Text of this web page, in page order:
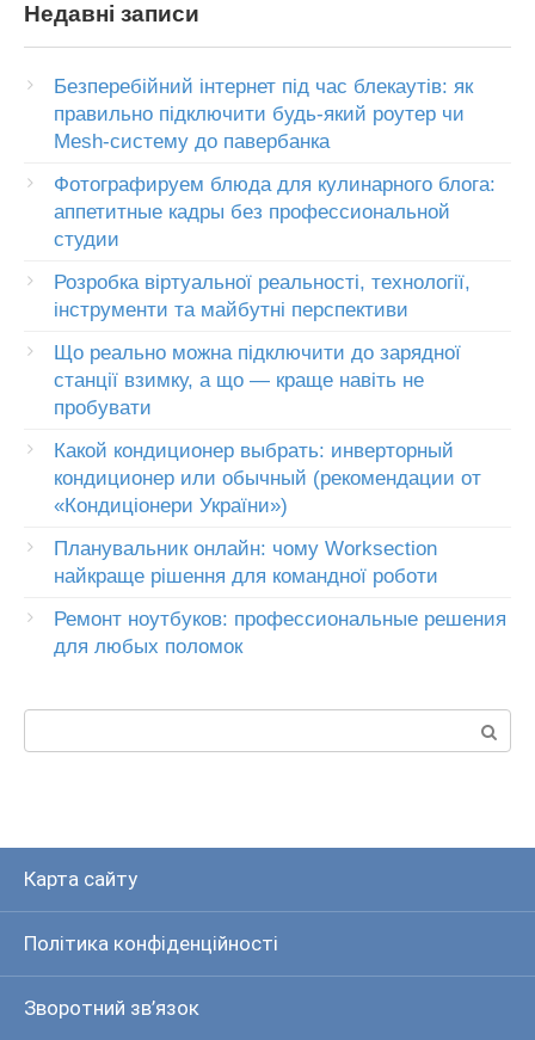
Недавні записи
Безперебійний інтернет під час блекаутів: як
правильно підключити будь-який роутер чи
Mesh-систему до павербанка
Фотографируем блюда для кулинарного блога:
аппетитные кадры без профессиональной
студии
Розробка віртуальної реальності, технології,
інструменти та майбутні перспективи
Що реально можна підключити до зарядної
станції взимку, а що — краще навіть не
пробувати
Какой кондиционер выбрать: инверторный
кондиционер или обычный (рекомендации от
«Кондиціонери України»)
Планувальник онлайн: чому Worksection
найкраще рішення для командної роботи
Ремонт ноутбуков: профессиональные решения
для любых поломок
Карта сайту
Політика конфіденційності
Зворотний зв’язок